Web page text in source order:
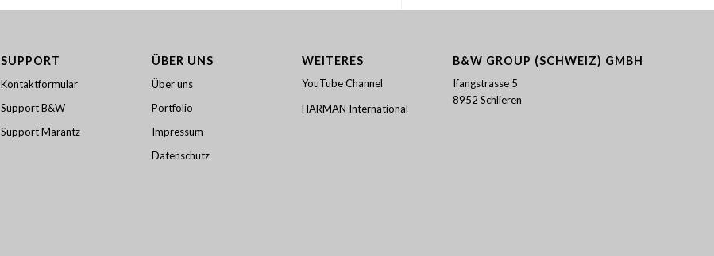
SUPPORT
Kontaktformular
Support B&W
Support Marantz
ÜBER UNS
Über uns
Portfolio
Impressum
Datenschutz
WEITERES
YouTube Channel
HARMAN International
B&W GROUP (SCHWEIZ) GMBH
Ifangstrasse 5
8952 Schlieren